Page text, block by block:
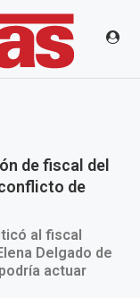
de fiscal del
de
al fiscal
Delgado de
actuar